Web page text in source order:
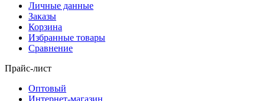
Личные данные
Заказы
Корзина
Избранные товары
Сравнение
Прайс-лист
Оптовый